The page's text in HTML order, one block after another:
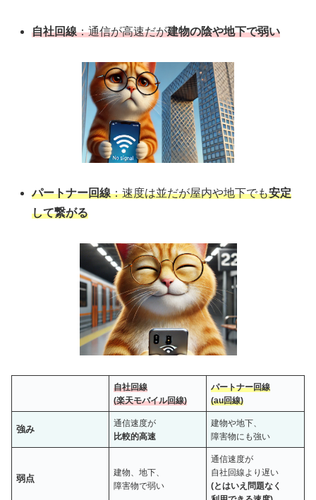
自社回線：通信が高速だが建物の陰や地下で弱い
パートナー回線：速度は並だが屋内や地下でも安定
して繋がる
自社回線
(楽天モバイル回線)
パートナー回線
(au回線)
強み
通信速度が
比較的高速
建物や地下、
障害物にも強い
弱点
建物、地下、
障害物で弱い
通信速度が
自社回線より遅い
(とはいえ問題なく